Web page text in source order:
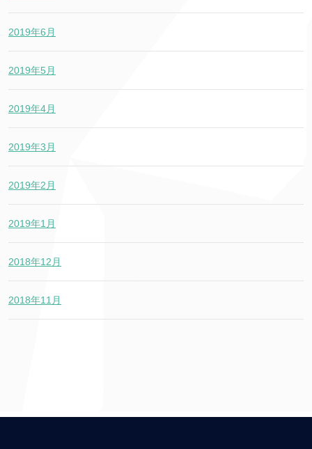
2019年6月
2019年5月
2019年4月
2019年3月
2019年2月
2019年1月
2018年12月
2018年11月